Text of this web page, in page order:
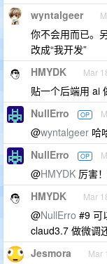
wyntalgeer
你不会用而已。
改成“我开发”
HMYDK Mar
贴一个后端用 ai
NullErro OP
@wyntalgeer 哈
NullErro OP
@HMYDK 厉害
HMYDK Mar
@NullErro #9 可
claud3.7 做微调
Jesmora Mar